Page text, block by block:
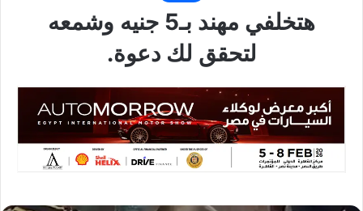
هتخلفي مهند بـ5 جنيه وشمعه
لتحقق لك دعوة.